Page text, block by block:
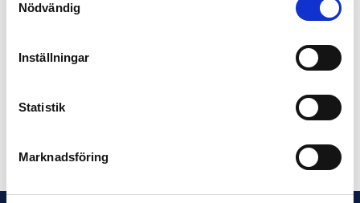
Nödvändig
Inställningar
Statistik
Marknadsföring
samt på Fotbollskanalen.
Tidigare vinnare 2017 – och till vad de skänkt sina
10 000 kronor:
Maj: Niclas Eliasson, IFK Norrköping –
Dela på Twitter